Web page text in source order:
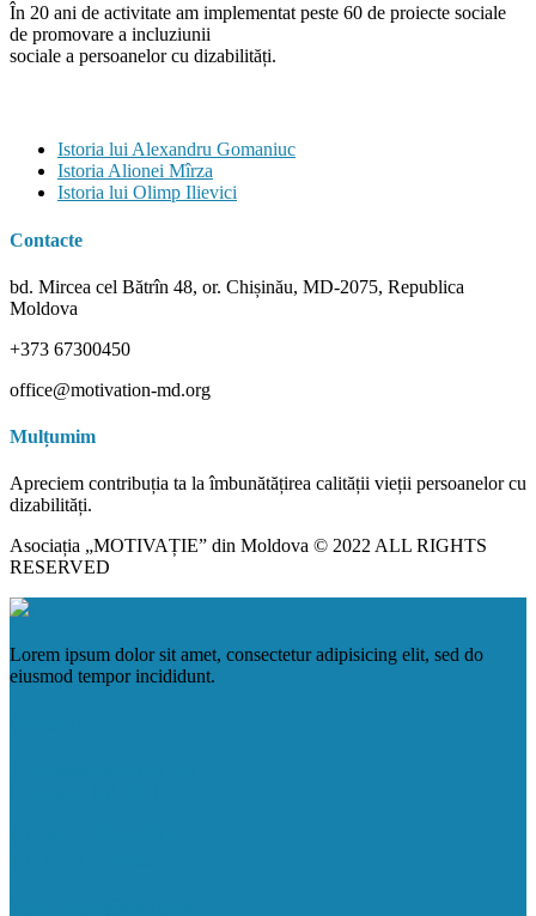
În 20 ani de activitate am implementat peste 60 de proiecte sociale
de promovare a incluziunii
sociale a persoanelor cu dizabilități.
Istoria lui Alexandru Gomaniuc
Istoria Alionei Mîrza
Istoria lui Olimp Ilievici
Contacte
bd. Mircea cel Bătrîn 48, or. Chișinău, MD-2075, Republica
Moldova
+373 67300450
office@motivation-md.org
Mulțumim
Apreciem contribuția ta la îmbunătățirea calității vieții persoanelor cu
dizabilități.
Asociația „MOTIVAȚIE” din Moldova © 2022 ALL RIGHTS
RESERVED
Lorem ipsum dolor sit amet, consectetur adipisicing elit, sed do
eiusmod tempor incididunt.